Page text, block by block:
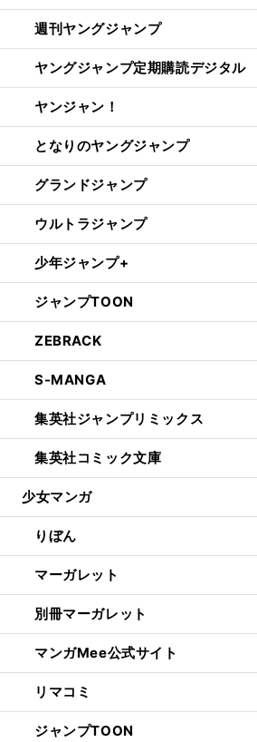
週刊ヤングジャンプ
ヤングジャンプ定期購読デジタル
ヤンジャン！
となりのヤングジャンプ
グランドジャンプ
ウルトラジャンプ
少年ジャンプ+
ジャンプTOON
ZEBRACK
S-MANGA
集英社ジャンプリミックス
集英社コミック文庫
少女マンガ
りぼん
マーガレット
別冊マーガレット
マンガMee公式サイト
リマコミ
ジャンプTOON